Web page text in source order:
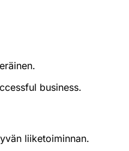
business.
liiketoiminnan.